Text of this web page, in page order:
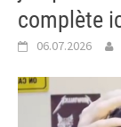
complète
06.07.2026